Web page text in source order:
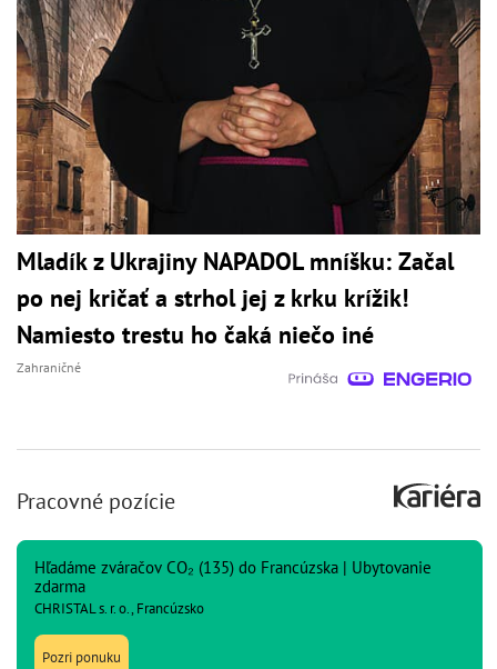
Mladík z Ukrajiny NAPADOL mníšku: Začal
po nej kričať a strhol jej z krku krížik!
Namiesto trestu ho čaká niečo iné
Zahraničné
Pracovné pozície
Hľadáme zváračov CO₂ (135) do Francúzska | Ubytovanie
zdarma
CHRISTAL s. r. o., Francúzsko
Pozri ponuku